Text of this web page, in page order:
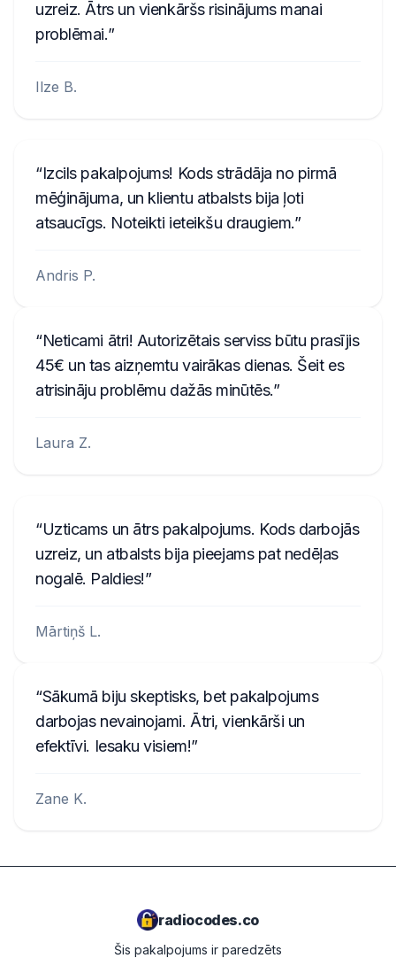
taustiņu augšējās pusītes, tad nospiediet un
atlaidiet PWR/VOL pogu. Displejs pārslēgsies
U ar pirmajiem 4 sērijas numura cipariem
Pierakstiet 8 ciparus izņemot U un L - tas ir
jūsu radio sērijas numurs. Lai iegūtu kodu,
ievadiet to augstāk esošajā formā.
Ja sērijas numuru nevar parādīt radio
10014744, U1001 L4744, GEB29013851,
954LR052, FBPE066260EW, BJ001841,
BP5022S0692058
uzreiz. Ātrs un vienkāršs risinājums manai
problēmai.
Ilze B.
Izcils pakalpojums! Kods strādāja no pirmā
mēģinājuma, un klientu atbalsts bija ļoti
atsaucīgs. Noteikti ieteikšu draugiem.
Andris P.
Neticami ātri! Autorizētais serviss būtu prasījis
45€ un tas aizņemtu vairākas dienas. Šeit es
atrisināju problēmu dažās minūtēs.
Laura Z.
Uzticams un ātrs pakalpojums. Kods darbojās
uzreiz, un atbalsts bija pieejams pat nedēļas
nogalē. Paldies!
Mārtiņš L.
Sākumā biju skeptisks, bet pakalpojums
darbojas nevainojami. Ātri, vienkārši un
efektīvi. Iesaku visiem!
Zane K.
radiocodes.co
Šis pakalpojums ir paredzēts